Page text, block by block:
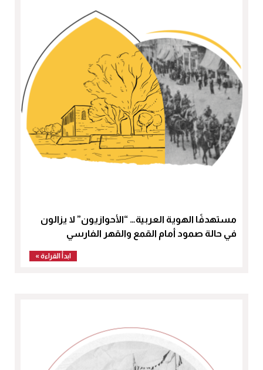
مستهدفًا الهوية العربية… “الأحوازيون” لا يزالون
في حالة صمود أمام القمع والقهر الفارسي
ابدأ القراءة »